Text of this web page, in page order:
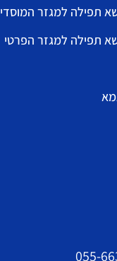
תפילה למגזר המוסדי
תפילה למגזר הפרטי
055-